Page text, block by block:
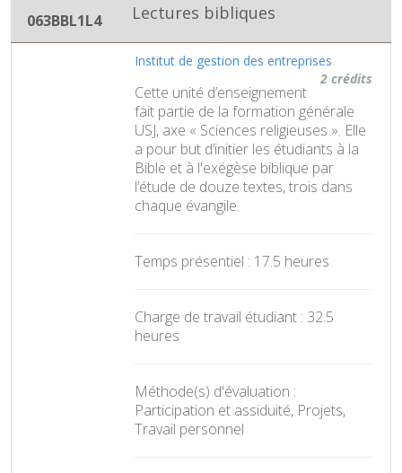
063BBL1L4 Lectures bibliques
Institut de gestion des entreprises
2 crédits
Cette unité d’enseignement
fait partie de la formation générale
USJ, axe « Sciences religieuses ». Elle
a pour but d’initier les étudiants à la
Bible et à l'exégèse biblique par
l’étude de douze textes, trois dans
chaque évangile.
Temps présentiel : 17.5 heures
Charge de travail étudiant : 32.5
heures
Méthode(s) d'évaluation :
Participation et assiduité, Projets,
Travail personnel